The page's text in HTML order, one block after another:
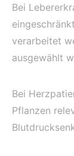
Bei
verarbeitet
ausgewählt
Bei
Pflanzen